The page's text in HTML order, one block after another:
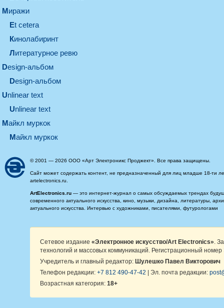
миражи
et cetera
кинолабиринт
литературное ревю
design-альбом
design-альбом
unlinear text
Unlinear text
майкл муркок
майкл муркок
© 2001 — 2026 ООО «Арт Электроникс Проджект». Все права защищены.
Сайт может содержать контент, не предназначенный для лиц младше 18-ти
artelectronics.ru.
ArtElectronics.ru — это интернет-журнал о самых обсуждаемых трендах
современного актуального искусства, кино, музыки, дизайна, литературы,
актуального искусства. Интервью с художниками, писателями, футурологами
Сетевое издание «Электронное искусство/Art Electronics» .
технологий и массовых коммуникаций. Регистрационный
Учредитель и главный редактор: Шулешко Павел Викторович
Телефон редакции: +7 812 490-47-42 | Эл. почта редакции:
Возрастная категория: 18+